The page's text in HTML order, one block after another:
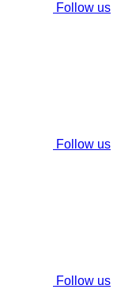
Follow us
Follow us
Follow us